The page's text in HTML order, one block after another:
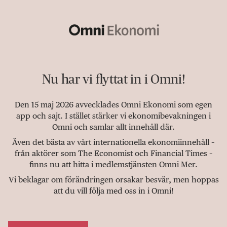
Nu har vi flyttat in i Omni!
Den 15 maj 2026 avvecklades Omni Ekonomi som egen
app och sajt. I stället stärker vi ekonomibevakningen i
Omni och samlar allt innehåll där.
Även det bästa av vårt internationella ekonomiinnehåll –
från aktörer som The Economist och Financial Times –
finns nu att hitta i medlemstjänsten Omni Mer.
Vi beklagar om förändringen orsakar besvär, men hoppas
att du vill följa med oss in i Omni!